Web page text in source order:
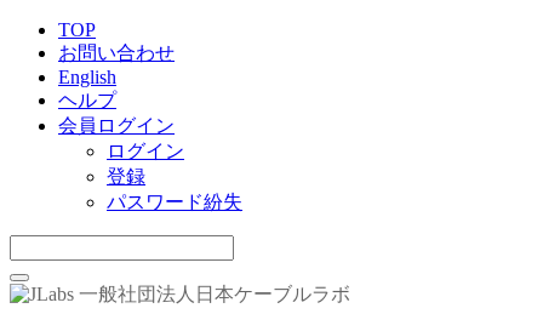
TOP
お問い合わせ
English
ヘルプ
会員ログイン
ログイン
登録
パスワード紛失
一般社団法人日本ケーブルラボ